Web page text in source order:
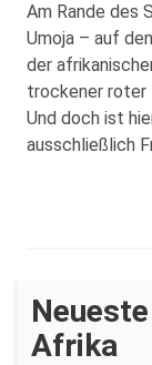
Am Rande des
Umoja – auf
der
trockener roter
Und doch ist
ausschließlich
Afrika